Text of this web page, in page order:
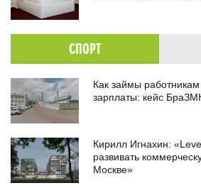
СПОРТ
Как займы
зарплаты: кейс
Кирилл Игнахин:
развивать
Москве»